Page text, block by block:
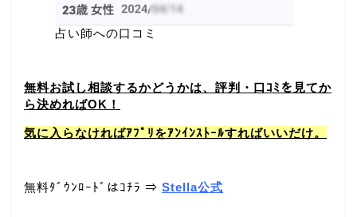
占い師への口コミ
無料お試し相談するかどうかは、評判・口ｺﾐを見てか
ら決めればOK！
気に入らなければｱﾌﾟﾘをｱﾝｲﾝｽﾄｰﾙすればいいだけ。
無料ﾀﾞｳﾝﾛｰﾄﾞはｺﾁﾗ ⇒ Stella公式